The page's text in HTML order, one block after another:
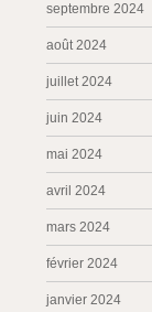
septembre 2024
août 2024
juillet 2024
juin 2024
mai 2024
avril 2024
mars 2024
février 2024
janvier 2024